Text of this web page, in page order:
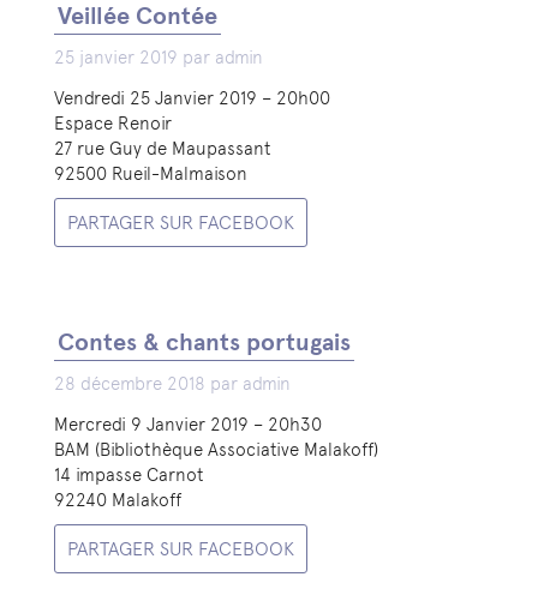
Veillée Contée
25 janvier 2019 par admin
Vendredi 25 Janvier 2019 – 20h00
Espace Renoir
27 rue Guy de Maupassant
92500 Rueil-Malmaison
PARTAGER SUR FACEBOOK
Contes & chants portugais
28 décembre 2018 par admin
Mercredi 9 Janvier 2019 – 20h30
BAM (Bibliothèque Associative Malakoff)
14 impasse Carnot
92240 Malakoff
PARTAGER SUR FACEBOOK